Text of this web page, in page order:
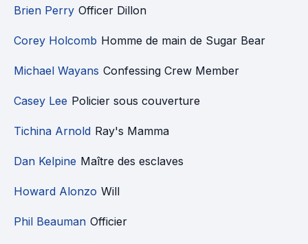
Brien Perry Officer Dillon
Corey Holcomb Homme de main de Sugar Bear
Michael Wayans Confessing Crew Member
Casey Lee Policier sous couverture
Tichina Arnold Ray's Mamma
Dan Kelpine Maître des esclaves
Howard Alonzo Will
Phil Beauman Officier